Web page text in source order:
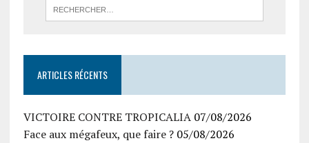
ARTICLES RÉCENTS
VICTOIRE CONTRE TROPICALIA 07/08/2026
Face aux mégafeux, que faire ? 05/08/2026